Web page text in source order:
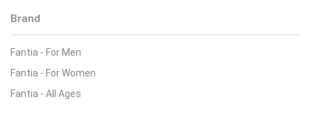
Brand
Fantia - For Men
Fantia - For Women
Fantia - All Ages